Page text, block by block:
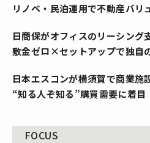
リノベ・民泊運用で不動産バリ
日商保がオフィスのリーシング
敷金ゼロ×セットアップで独自
日本エスコンが横須賀で商業施
“知る人ぞ知る”購買需要に着目
FOCUS